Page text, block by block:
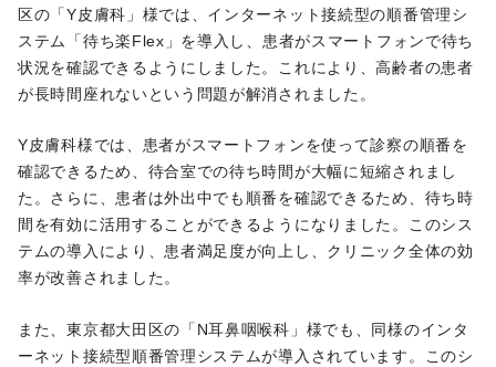
区の「Y皮膚科」様では、インターネット接続型の順番管理シ
ステム「待ち楽Flex」を導入し、患者がスマートフォンで待ち
状況を確認できるようにしました。これにより、高齢者の患者
が長時間座れないという問題が解消されました。
Y皮膚科様では、患者がスマートフォンを使って診察の順番を
確認できるため、待合室での待ち時間が大幅に短縮されまし
た。さらに、患者は外出中でも順番を確認できるため、待ち時
間を有効に活用することができるようになりました。このシス
テムの導入により、患者満足度が向上し、クリニック全体の効
率が改善されました。
また、東京都大田区の「N耳鼻咽喉科」様でも、同様のインタ
ーネット接続型順番管理システムが導入されています。このシ